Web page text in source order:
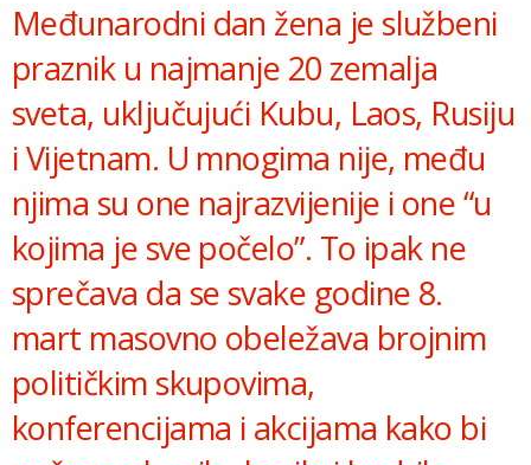
Međunarodni dan žena je službeni
praznik u najmanje 20 zemalja
sveta, uključujući Kubu, Laos, Rusiju
i Vijetnam. U mnogima nije, među
njima su one najrazvijenije i one “u
kojima je sve počelo”. To ipak ne
sprečava da se svake godine 8.
mart masovno obeležava brojnim
političkim skupovima,
konferencijama i akcijama kako bi